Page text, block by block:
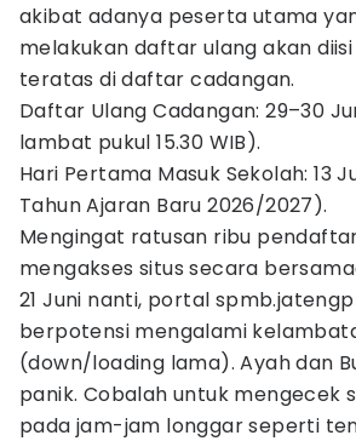
akibat adanya peserta utama
melakukan daftar ulang akan
teratas di daftar cadangan.
Daftar Ulang Cadangan: 29–30
lambat pukul 15.30 WIB).
Hari Pertama Masuk Sekolah: 13
Tahun Ajaran Baru 2026/2027).
Mengingat ratusan ribu
mengakses situs secara
21 Juni nanti, portal
berpotensi mengalami
(down/loading lama). Ayah dan
panik. Cobalah untuk mengecek
pada jam-jam longgar seperti